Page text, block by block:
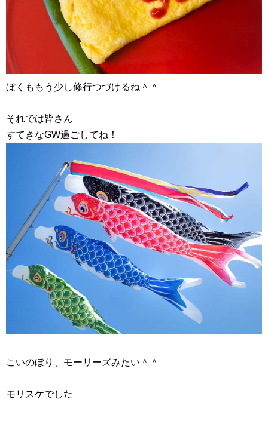
ぼくももう少し修行つづけるね＾＾
それでは皆さん
すてきなGW過ごしてね！
こいのぼり、モーリーズみたい＾＾
モリスケでした